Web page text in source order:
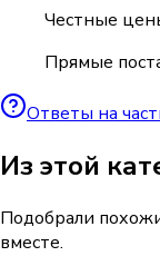
Честные
Прямые
Ответы на
Из этой
Подобрали
вместе.